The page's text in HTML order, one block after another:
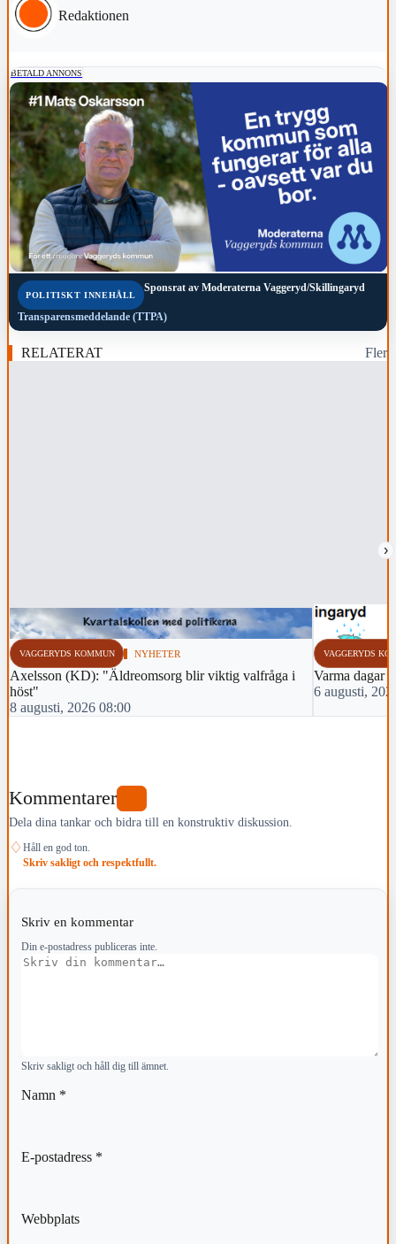
Redaktionen
BETALD ANNONS
POLITISKT INNEHÅLL
Sponsrat av Moderaterna Vaggeryd/Skillingaryd
Transparensmeddelande (TTPA)
RELATERAT Fler
›
VAGGERYDS KOMMUN NYHETER
Axelsson (KD): "Äldreomsorg blir viktig valfråga i
höst"
8 augusti, 2026 08:00
VAGGERYDS
Varma dagar i
6 augusti,
Kommentarer
Dela dina tankar och bidra till en konstruktiv diskussion.
♢ Håll en god ton.
Skriv sakligt och respektfullt.
Skriv en kommentar
Din e-postadress publiceras inte.
Kommentar
Skriv sakligt och håll dig till ämnet.
Namn *
E-postadress *
Webbplats